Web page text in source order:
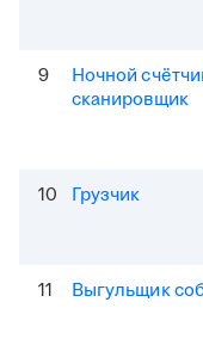
9
Ночной
сканировщик
10 Грузчик
11 Выгульщик